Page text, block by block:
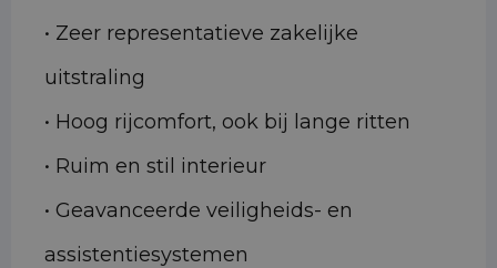
• Zeer representatieve zakelijke
uitstraling
• Hoog rijcomfort, ook bij lange ritten
• Ruim en stil interieur
• Geavanceerde veiligheids- en
assistentiesystemen